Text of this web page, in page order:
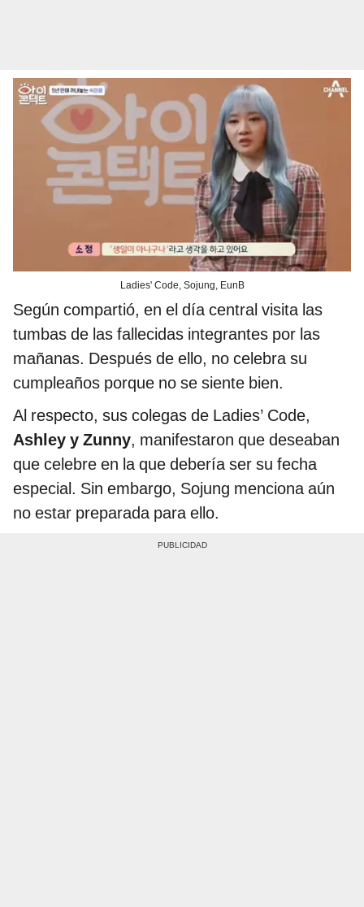
Ladies' Code, Sojung, EunB
Según compartió, en el día central visita las
tumbas de las fallecidas integrantes por las
mañanas. Después de ello, no celebra su
cumpleaños porque no se siente bien.
Al respecto, sus colegas de Ladies’ Code,
Ashley y Zunny, manifestaron que deseaban
que celebre en la que debería ser su fecha
especial. Sin embargo, Sojung menciona aún
no estar preparada para ello.